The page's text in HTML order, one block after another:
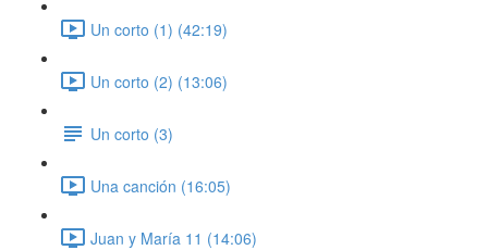
Un corto (1) (42:19)
Un corto (2) (13:06)
Un corto (3)
Una canción (16:05)
Juan y María 11 (14:06)